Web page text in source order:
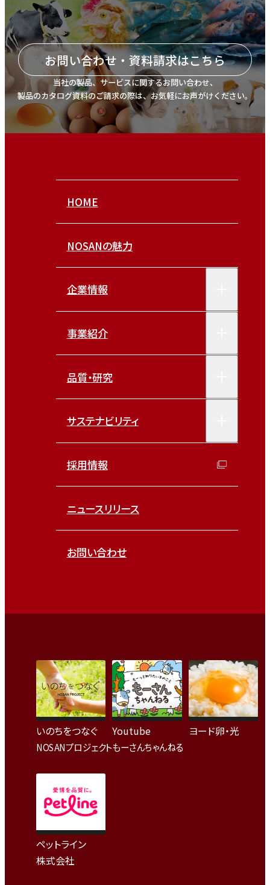
お問い合わせ・資料請求はこちら
当社の製品、サービスに関するお問い合わせ、
製品のカタログ資料のご請求の際は、お気軽にお声がけください。
HOME
NOSANの魅力
企業情報
事業紹介
品質・研究
サステナビリティ
採用情報
ニュースリリース
お問い合わせ
いのちをつなぐ
NOSANプロジェクト
Youtube
もーさんちゃんねる
ヨード卵・光
ペットライン
株式会社